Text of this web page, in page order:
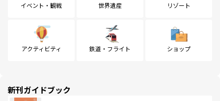
イベント・観戦 世界遺産 リゾート
アクティビティ 鉄道・フライト ショップ
新刊ガイドブック